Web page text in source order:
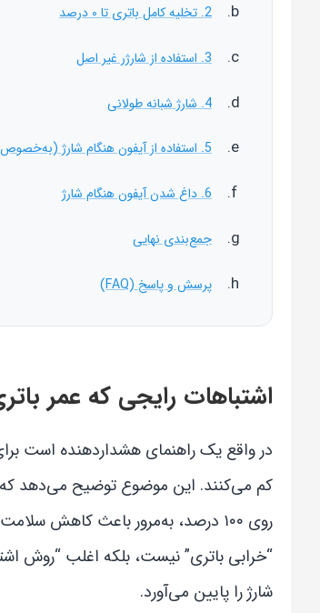
2. تخلیه کامل باتری تا ۰ درصد
3. استفاده از شارژر غیر اصل
4. شارژ شبانه طولانی
5. استفاده از آیفون هنگام شارژ (به‌خصوص بازی)
6. داغ شدن آیفون هنگام شارژ
جمع‌بندی نهایی
پرسش و پاسخ (FAQ)
اشتباهات رایجی که عمر
در واقع یک راهنمای هشداردهنده است
کم می‌کنند. این موضوع توضیح می‌دهد که
روی ۱۰۰ درصد، به‌مرور باعث
“خرابی باتری” نیست، بلکه اغلب “روش
شارژ را پایین می‌آورد.